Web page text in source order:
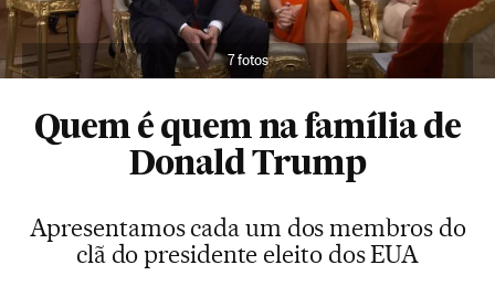
7 fotos
Quem é quem na família de
Donald Trump
Apresentamos cada um dos membros do
clã do presidente eleito dos EUA